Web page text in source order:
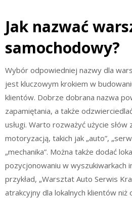
Jak nazwać
samochodowy?
Wybór odpowiedniej nazwy dla
jest kluczowym krokiem w
klientów. Dobrze dobrana nazwa
zapamiętania, a także
usługi. Warto rozważyć użycie słów
motoryzacją, takich jak „auto”,
„mechanika”. Można także dodać
pozycjonowaniu w wyszukiwarkach
przykład, „Warsztat Auto Serwis
atrakcyjny dla lokalnych klientów niż